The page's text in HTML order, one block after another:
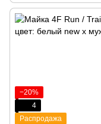
−20%
4
Распродажа